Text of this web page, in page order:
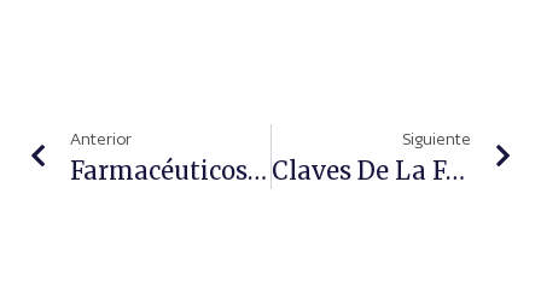
Anterior
Farmacéuticos De Pontevedra Se Forman Para Luchar Contra La Violencia De Género
Siguiente
Claves De La Farmacia Para 2020: Liderazgo, Innovación Y Conocimiento